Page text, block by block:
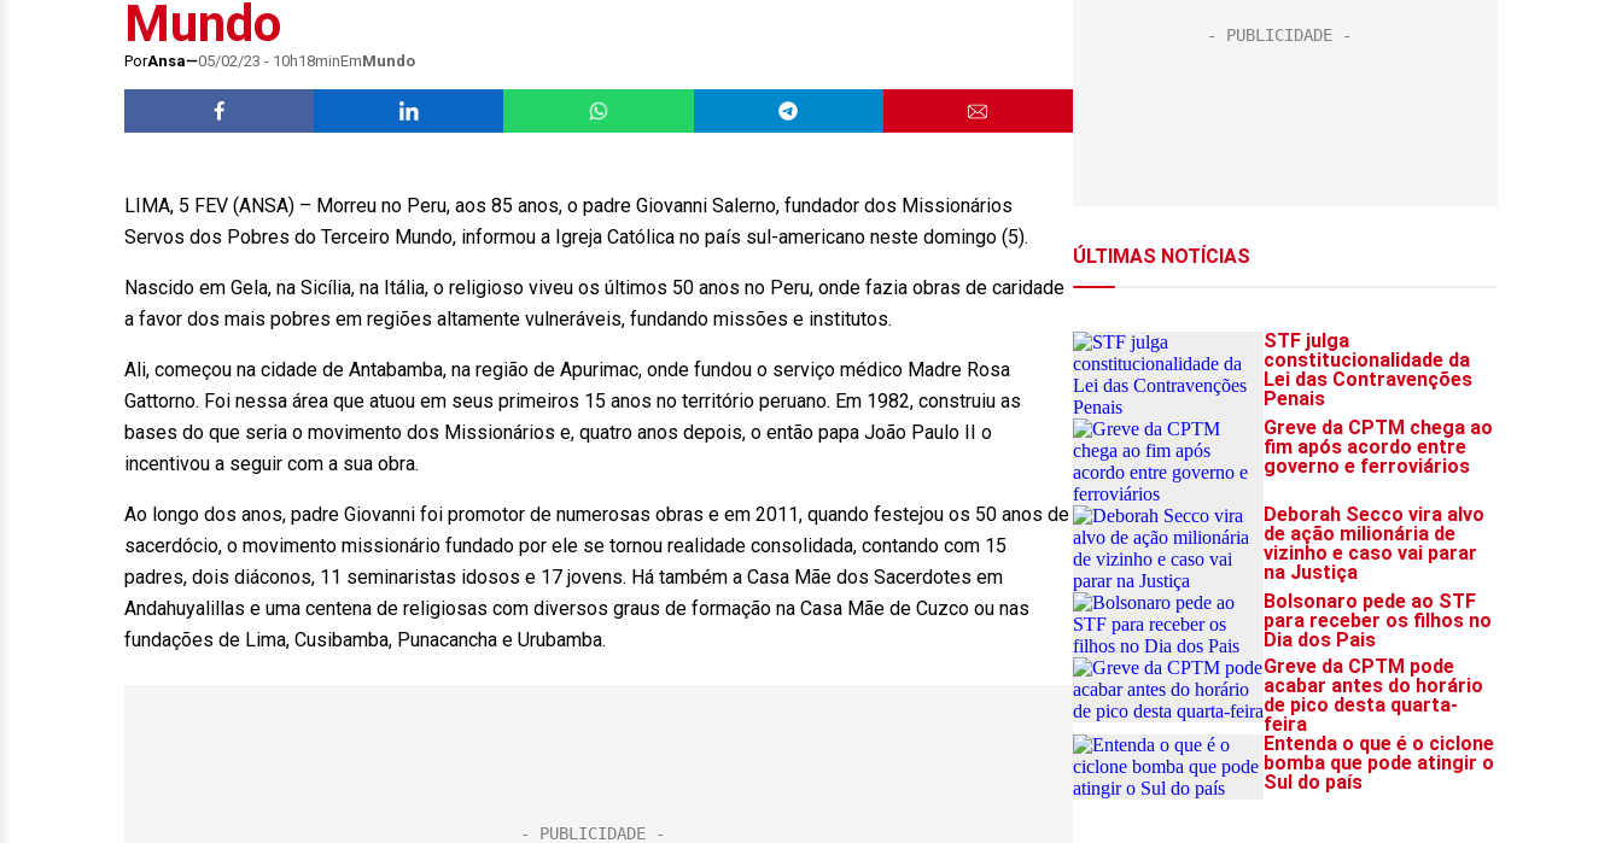
Mundo
PorAnsa 05/02/23 - 10h18minEmMundo
LIMA, 5 FEV (ANSA) – Morreu no Peru, aos 85 anos, o padre Giovanni Salerno, fundador dos Missionários
Servos dos Pobres do Terceiro Mundo, informou a Igreja Católica no país sul-americano neste domingo (5).
Nascido em Gela, na Sicília, na Itália, o religioso viveu os últimos 50 anos no Peru, onde fazia obras de caridade
a favor dos mais pobres em regiões altamente vulneráveis, fundando missões e institutos.
Ali, começou na cidade de Antabamba, na região de Apurimac, onde fundou o serviço médico Madre Rosa
Gattorno. Foi nessa área que atuou em seus primeiros 15 anos no território peruano. Em 1982, construiu as
bases do que seria o movimento dos Missionários e, quatro anos depois, o então papa João Paulo II o
incentivou a seguir com a sua obra.
Ao longo dos anos, padre Giovanni foi promotor de numerosas obras e em 2011, quando festejou os 50 anos de
sacerdócio, o movimento missionário fundado por ele se tornou realidade consolidada, contando com 15
padres, dois diáconos, 11 seminaristas idosos e 17 jovens. Há também a Casa Mãe dos Sacerdotes em
Andahuyalillas e uma centena de religiosas com diversos graus de formação na Casa Mãe de Cuzco ou nas
fundações de Lima, Cusibamba, Punacancha e Urubamba.